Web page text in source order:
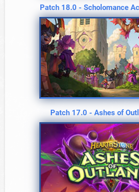
Patch 18.0 - Scholomance
Patch 17.0 - Ashes of